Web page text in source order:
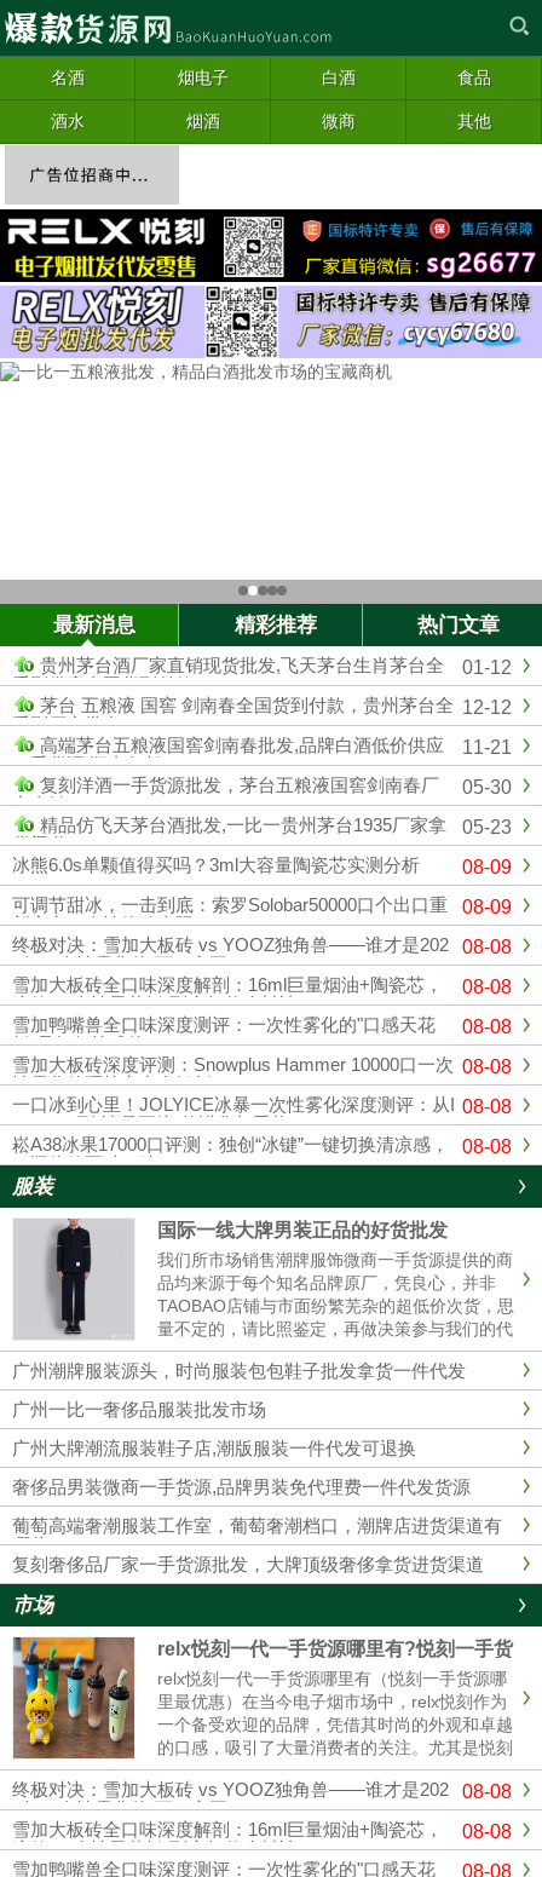
名酒 烟电子 白酒 食品
酒水 烟酒 微商 其他
最新消息 精彩推荐 热门文章
01-12
贵州茅台酒厂家直销现货批发,飞天茅台生肖茅台全
系列供应全国货到付款
12-12
茅台 五粮液 国窖 剑南春全国货到付款，贵州茅台全
系列厂家批发
11-21
高端茅台五粮液国窖剑南春批发,品牌白酒低价供应
一手货源 顺丰包邮
05-30
复刻洋酒一手货源批发，茅台五粮液国窖剑南春厂
家直销
05-23
精品仿飞天茅台酒批发,一比一贵州茅台1935厂家拿
货渠道
08-09
冰熊6.0s单颗值得买吗？3ml大容量陶瓷芯实测分析
08-09
可调节甜冰，一击到底：索罗Solobar50000口个出口重
新定义一次性体验上限
08-08
终极对决：雪加大板砖 vs YOOZ独角兽——谁才是202
6年一次性雾化的“万口之王”？
08-08
雪加大板砖全口味深度解剖：16ml巨量烟油+陶瓷芯，
这款“一次性天花板”到底凭什么封神？
08-08
雪加鸭嘴兽全口味深度测评：一次性雾化的"口感天花
板"是如何炼成的？
08-08
雪加大板砖深度评测：Snowplus Hammer 10000口一次
性雾化的硬核实力全解析
08-08
一口冰到心里！JOLYICE冰暴一次性雾化深度测评：从I
CEMAX到"冰暴正统"的进化与重构
08-08
崧A38冰果17000口评测：独创“冰键”一键切换清凉感，
一瓶体验两种口味！
服装
国际一线大牌男装正品的好货批发
我们所市场销售潮牌服饰微商一手货源提供的商
品均来源于每个知名品牌原厂，凭良心，并非
TAOBAO店铺与市面纷繁芜杂的超低价次货，思
量不定的，请比照鉴定，再做决策参与我们的代
理商。 我们的服装不管做工、用材，原产地都是
和淘宝店铺的衣服彻底不同的，所以本质没有对
比性，也完全没必要性比较......
广州潮牌服装源头，时尚服装包包鞋子批发拿货一件代发
广州一比一奢侈品服装批发市场
广州大牌潮流服装鞋子店,潮版服装一件代发可退换
奢侈品男装微商一手货源,品牌男装免代理费一件代发货源
葡萄高端奢潮服装工作室，葡萄奢潮档口，潮牌店进货渠道有
哪些？
复刻奢侈品厂家一手货源批发，大牌顶级奢侈拿货进货渠道
市场
relx悦刻一代一手货源哪里有?悦刻一手货
源哪里最优惠
relx悦刻一代一手货源哪里有（悦刻一手货源哪
里最优惠）在当今电子烟市场中，relx悦刻作为
一个备受欢迎的品牌，凭借其时尚的外观和卓越
的口感，吸引了大量消费者的关注。尤其是悦刻
一代，其独特的设计和多样的口味使其成为许多
烟民的首选。随着市场竞争的加剧，寻找可靠的
悦刻一手货源变得越来......
08-08
终极对决：雪加大板砖 vs YOOZ独角兽——谁才是202
6年一次性雾化的“万口之王”？
08-08
雪加大板砖全口味深度解剖：16ml巨量烟油+陶瓷芯，
这款“一次性天花板”到底凭什么封神？
08-08
雪加鸭嘴兽全口味深度测评：一次性雾化的"口感天花